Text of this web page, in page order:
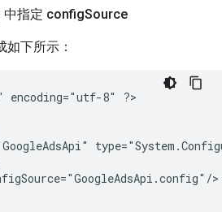
中指定 configSource
如下所示：
encoding="utf-8"
?>
>